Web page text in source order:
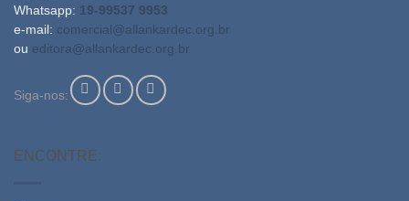
Whatsapp: 19-99537 9953
e-mail: comercial@allankardec.org.br
ou editora@allankardec.org.br
Siga-nos:
ENCONTRE: